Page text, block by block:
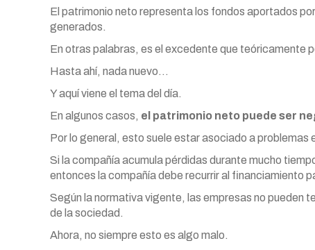
El patrimonio neto representa los fondos aportados
generados.
En otras palabras, es el excedente que teóricamente
Hasta ahí, nada nuevo…
Y aquí viene el tema del día.
En algunos casos, el patrimonio neto puede ser
Por lo general, esto suele estar asociado a problemas
Si la compañía acumula pérdidas durante mucho
entonces la compañía debe recurrir al financiamiento
Según la normativa vigente, las empresas no pueden
de la sociedad.
Ahora, no siempre esto es algo malo.